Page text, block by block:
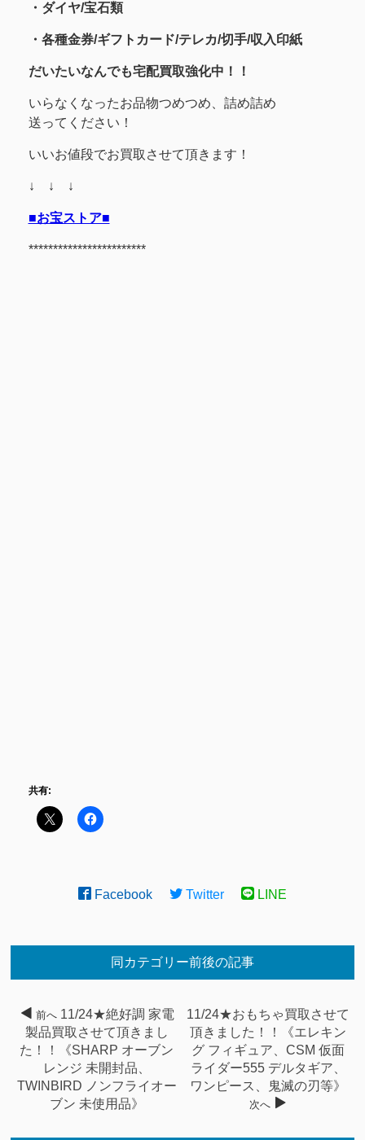
・ ダイヤ/宝石類
・各種金券/ギフトカード/テレカ/切手/収入印紙
だいたいなんでも宅配買取強化中！！
いらなくなったお品物つめつめ、詰め詰め
送ってください！
いいお値段でお買取させて頂きます！
↓ ↓ ↓
■お宝ストア■
************************
共有:
Facebook Twitter LINE
同カテゴリー前後の記事
前へ 11/24★絶好調 家電
製品買取させて頂きまし
た！！《SHARP オーブン
レンジ 未開封品、
TWINBIRD ノンフライオー
ブン 未使用品》
11/24★おもちゃ買取させて
頂きました！！《エレキン
グ フィギュア、CSM 仮面
ライダー555 デルタギア、
ワンピース、鬼滅の刃等》
次へ